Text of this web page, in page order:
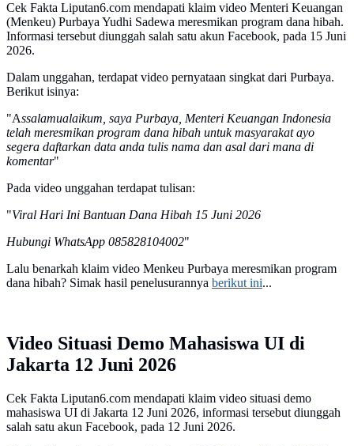
Cek Fakta Liputan6.com mendapati klaim video Menteri Keuangan
(Menkeu) Purbaya Yudhi Sadewa meresmikan program dana hibah.
Informasi tersebut diunggah salah satu akun Facebook, pada 15 Juni
2026.
Dalam unggahan, terdapat video pernyataan singkat dari Purbaya.
Berikut isinya:
"Assalamualaikum, saya Purbaya, Menteri Keuangan Indonesia
telah meresmikan program dana hibah untuk masyarakat ayo
segera daftarkan data anda tulis nama dan asal dari mana di
komentar"
Pada video unggahan terdapat tulisan:
"Viral Hari Ini Bantuan Dana Hibah 15 Juni 2026
Hubungi WhatsApp 085828104002"
Lalu benarkah klaim video Menkeu Purbaya meresmikan program
dana hibah? Simak hasil penelusurannya berikut ini...
Video Situasi Demo Mahasiswa UI di
Jakarta 12 Juni 2026
Cek Fakta Liputan6.com mendapati klaim video situasi demo
mahasiswa UI di Jakarta 12 Juni 2026, informasi tersebut diunggah
salah satu akun Facebook, pada 12 Juni 2026.